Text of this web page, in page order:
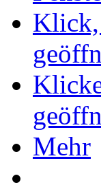
Klick,
Mehr